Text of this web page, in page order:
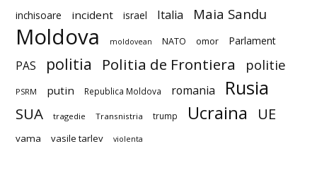
inchisoare incident israel Italia Maia Sandu
Moldova moldovean NATO omor Parlament
PAS politia Politia de Frontiera politie
PSRM putin Republica Moldova romania Rusia
SUA tragedie Transnistria trump Ucraina UE
vama vasile tarlev violenta